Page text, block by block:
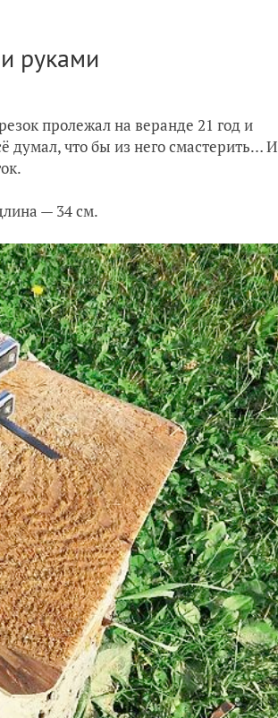
руками
пролежал на веранде 21 год и
думал, что бы из него смастерить… И
— 34 см.